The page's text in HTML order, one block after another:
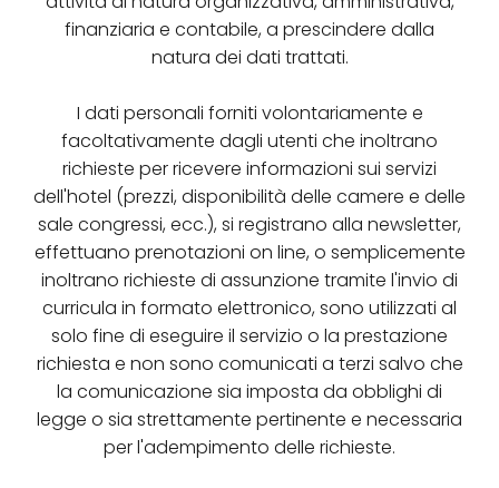
finanziaria e contabile, a prescindere dalla
natura dei dati trattati.
I dati personali forniti volontariamente e
facoltativamente dagli utenti che inoltrano
richieste per ricevere informazioni sui servizi
dell'hotel (prezzi, disponibilità delle camere e delle
sale congressi, ecc.), si registrano alla newsletter,
effettuano prenotazioni on line, o semplicemente
inoltrano richieste di assunzione tramite l'invio di
curricula in formato elettronico, sono utilizzati al
solo fine di eseguire il servizio o la prestazione
richiesta e non sono comunicati a terzi salvo che
la comunicazione sia imposta da obblighi di
legge o sia strettamente pertinente e necessaria
per l'adempimento delle richieste.